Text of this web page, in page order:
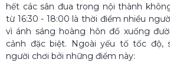
hết các sân đua trong nội thành
từ 16:30 - 18:00 là thời điểm nhiều
vì ánh sáng hoàng hôn đổ xuống
cảnh đặc biệt. Ngoài yếu tố tốc độ,
người chơi bởi những điểm này: